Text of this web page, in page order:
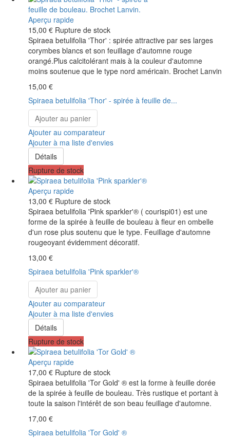
Aperçu rapide
15,00 € Rupture de stock
Spiraea betulifolia 'Thor' : spirée attractive par ses larges
corymbes blancs et son feuillage d'automne rouge
orangé.Plus calcitolérant mais à la couleur d'automne
moins soutenue que le type nord américain. Brochet Lanvin
15,00 €
Spiraea betulifolia 'Thor' - spirée à feuille de...
Ajouter au panier
Ajouter au comparateur
Ajouter à ma liste d'envies
Détails
Rupture de stock
Aperçu rapide
13,00 € Rupture de stock
Spiraea betulifolia 'Pink sparkler'® ( courispi01) est une
forme de la spirée à feuille de bouleau à fleur en ombelle
d'un rose plus soutenu que le type. Feuillage d'automne
rougeoyant évidemment décoratif.
13,00 €
Spiraea betulifolia 'Pink sparkler'®
Ajouter au panier
Ajouter au comparateur
Ajouter à ma liste d'envies
Détails
Rupture de stock
Aperçu rapide
17,00 € Rupture de stock
Spiraea betulifolia 'Tor Gold' ® est la forme à feuille dorée
de la spirée à feuille de bouleau. Très rustique et portant à
toute la saison l'intérêt de son beau feuillage d'automne.
17,00 €
Spiraea betulifolia 'Tor Gold' ®